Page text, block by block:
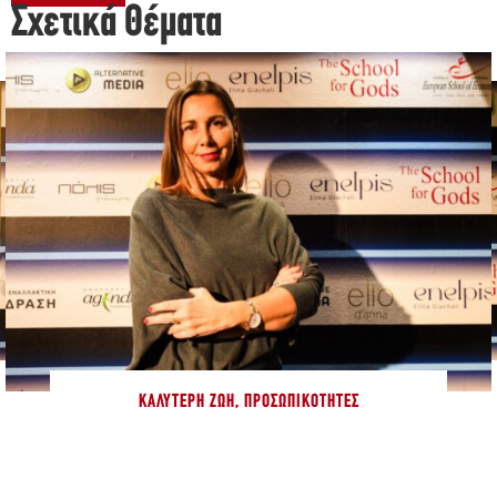
Σχετικά Θέματα
ΚΑΛΎΤΕΡΗ ΖΩΉ, ΠΡΟΣΩΠΙΚΌΤΗΤΕΣ